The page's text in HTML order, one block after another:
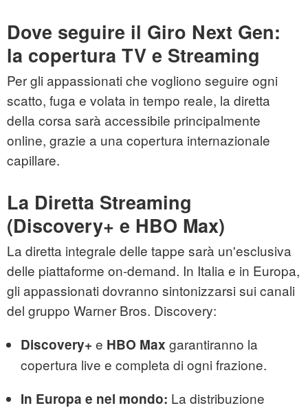
Dove seguire il Giro Next Gen:
la copertura TV e Streaming
Per gli appassionati che vogliono seguire ogni
scatto, fuga e volata in tempo reale, la diretta
della corsa sarà accessibile principalmente
online, grazie a una copertura internazionale
capillare.
La Diretta Streaming
(Discovery+ e HBO Max)
La diretta integrale delle tappe sarà un'esclusiva
delle piattaforme on-demand. In Italia e in Europa,
gli appassionati dovranno sintonizzarsi sui canali
del gruppo Warner Bros. Discovery:
Discovery+ e HBO Max garantiranno la
copertura live e completa di ogni frazione.
In Europa e nel mondo: La distribuzione